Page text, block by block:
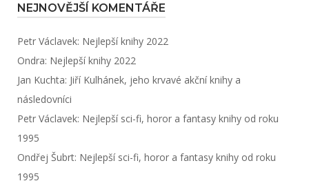
NEJNOVĚJŠÍ KOMENTÁŘE
Petr Václavek: Nejlepší knihy 2022
Ondra: Nejlepší knihy 2022
Jan Kuchta: Jiří Kulhánek, jeho krvavé akční knihy a
následovníci
Petr Václavek: Nejlepší sci-fi, horor a fantasy knihy od roku
1995
Ondřej Šubrt: Nejlepší sci-fi, horor a fantasy knihy od roku
1995